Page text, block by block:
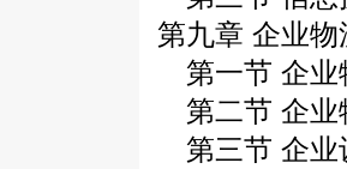
第九章 企业
第一节 企业
第二节 企业
第三节 企业